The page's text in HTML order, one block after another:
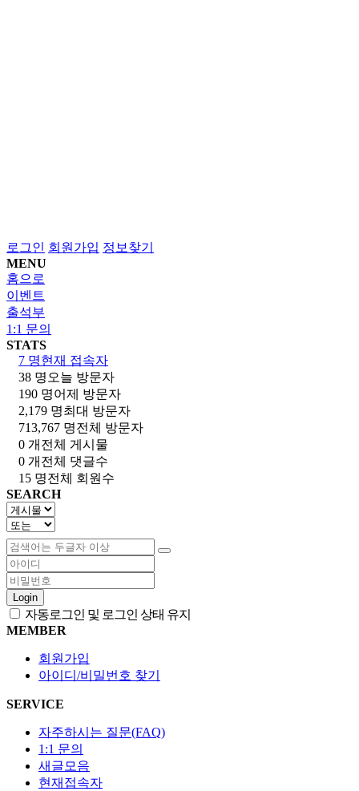
로그인 회원가입 정보찾기
MENU
홈으로
이벤트
출석부
1:1 문의
STATS
7 명현재 접속자
38 명 오늘 방문자
190 명어제 방문자
2,179 명최대 방문자
713,767 명전체 방문자
0 개 전체 게시물
0 개 전체 댓글수
15 명전체 회원수
SEARCH
Login
자동로그인 및 로그인 상태 유지
MEMBER
회원가입
아이디/비밀번호 찾기
SERVICE
자주하시는 질문(FAQ)
1:1 문의
새글모음
현재접속자